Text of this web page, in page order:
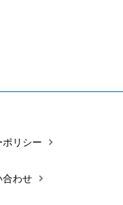
リシー
合わせ